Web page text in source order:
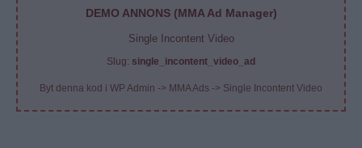
DEMO ANNONS (MMA Ad Manager)
Single Incontent Video
Slug: single_incontent_video_ad
Byt denna kod i WP Admin -> MMA Ads -> Single Incontent Video